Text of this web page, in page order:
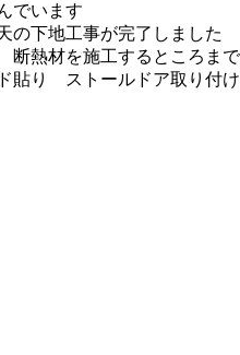
でいます
下地工事が完了しました
熱材を施工するところまで
貼り ストールドア取り付け